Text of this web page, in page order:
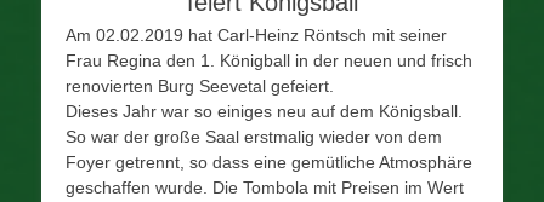
Am 02.02.2019 hat Carl-Heinz Röntsch mit seiner
Frau Regina den 1. Königball in der neuen und frisch
renovierten Burg Seevetal gefeiert.
Dieses Jahr war so einiges neu auf dem Königsball.
So war der große Saal erstmalig wieder von dem
Foyer getrennt, so dass eine gemütliche Atmosphäre
geschaffen wurde. Die Tombola mit Preisen im Wert